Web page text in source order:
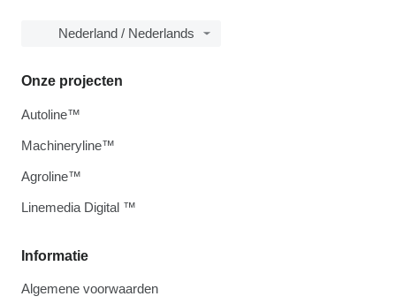
Nederland / Nederlands
Informatie
Algemene voorwaarden
Onze projecten
Autoline™
Machineryline™
Agroline™
Linemedia Digital ™